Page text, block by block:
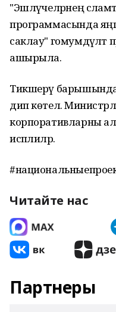
"Эшләүчеләрнең
программасында
саклау" гомумдәүләт
ашырыла.
Тикшерү
дип көтелә.
корпоративларны
исәплиләр.
Читайте нас
Партнеры